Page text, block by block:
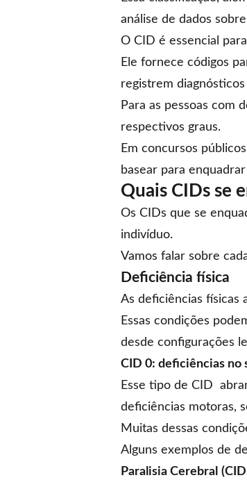
análise de dados
O CID é essencial
Ele fornece códigos
registrem
Para as pessoas com
respectivos graus.
Em concursos públicos
basear para
Quais CIDs se
Os CIDs que se
indivíduo.
Vamos falar sobre
Deficiência física
As deficiências físicas
Essas condições
desde configurações
CID 0: deficiências no
Esse tipo de CID
deficiências motoras,
Muitas dessas
Alguns exemplos de
Paralisia Cerebral